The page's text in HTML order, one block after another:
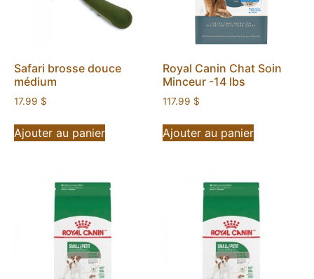
Safari brosse douce
médium
17.99 $
Ajouter au panier
Royal Canin Chat Soin
Minceur -14 lbs
117.99 $
Ajouter au panier